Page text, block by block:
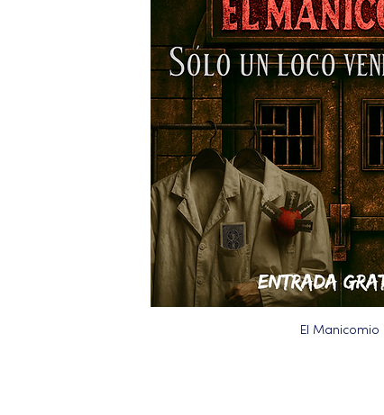
El Manicomio